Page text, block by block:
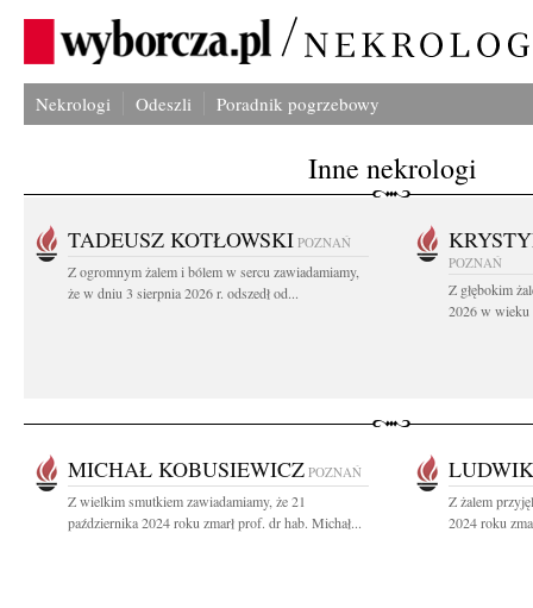
Nekrologi Odeszli Poradnik pogrzebowy
Inne nekrologi
TADEUSZ KOTŁOWSKI POZNAŃ
Z ogromnym żalem i bólem w sercu zawiadamiamy,
że w dniu 3 sierpnia 2026 r. odszedł od...
POZNAŃ
Z głębokim
2026 w wieku
MICHAŁ KOBUSIEWICZ POZNAŃ
Z wielkim smutkiem zawiadamiamy, że 21
października 2024 roku zmarł prof. dr hab. Michał...
Z żalem
2024 roku